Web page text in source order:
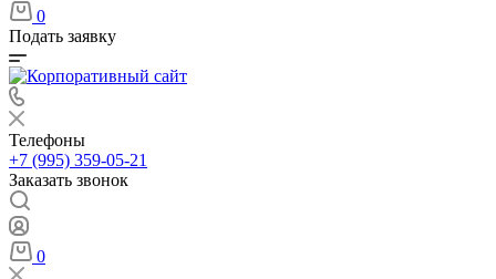
0
Подать заявку
Телефоны
+7 (995) 359-05-21
Заказать звонок
0